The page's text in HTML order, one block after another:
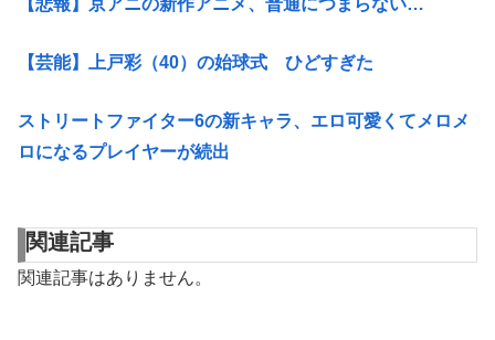
【芸能】上戸彩（40）の始球式 ひどすぎた
ストリートファイター6の新キャラ、エロ可愛くてメロメ
ロになるプレイヤーが続出
関連記事
関連記事はありません。